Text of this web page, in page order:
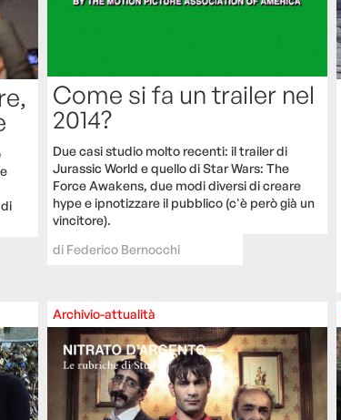
Come si fa un trailer nel
2014?
Due casi studio molto recenti: il trailer di
Jurassic World e quello di Star Wars: The
Force Awakens, due modi diversi di creare
hype e ipnotizzare il pubblico (c'è però già un
vincitore).
di Federico Bernocchi
Archivio-attualità